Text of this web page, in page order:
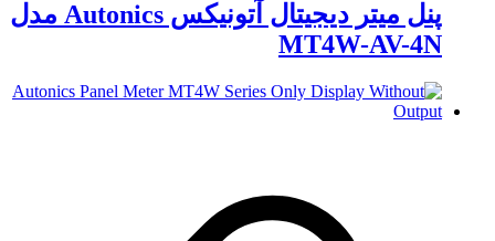
پنل میتر دیجیتال آتونیکس Autonics مدل
MT4W-AV-4N